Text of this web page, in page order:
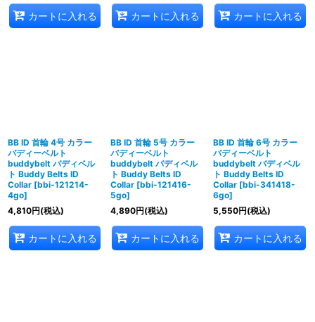
カートに入れる カートに入れる カートに入れる
BB ID 首輪 4号 カラー
バディーベルト
buddybelt バディベル
ト Buddy Belts ID
Collar [bbi-121214-
4go]
4,810円(税込)
カートに入れる
BB ID 首輪 5号 カラー
バディーベルト
buddybelt バディベル
ト Buddy Belts ID
Collar [bbi-121416-
5go]
4,890円(税込)
カートに入れる
BB ID 首輪 6号 カラー
バディーベルト
buddybelt バディベル
ト Buddy Belts ID
Collar [bbi-341418-
6go]
5,550円(税込)
カートに入れる